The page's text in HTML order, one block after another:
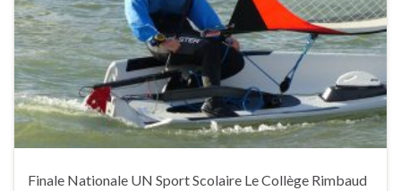
Finale Nationale UN Sport Scolaire Le Collège Rimbaud